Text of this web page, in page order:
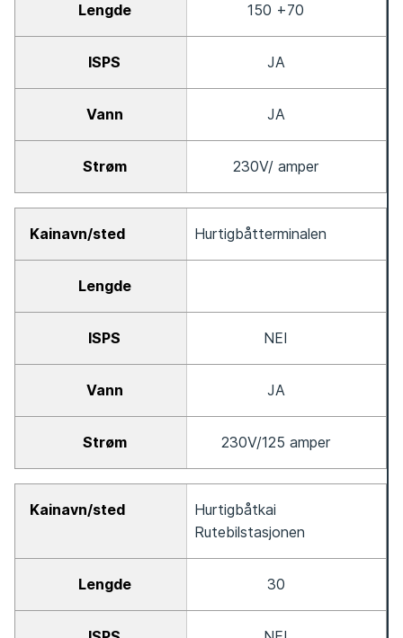
150 +70
JA
JA
230V/ amper
Hurtigbåtterminalen
NEI
JA
230V/125 amper
Hurtigbåtkai
Rutebilstasjonen
30